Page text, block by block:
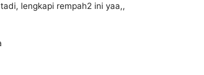
lengkapi rempah2 ini yaa,,